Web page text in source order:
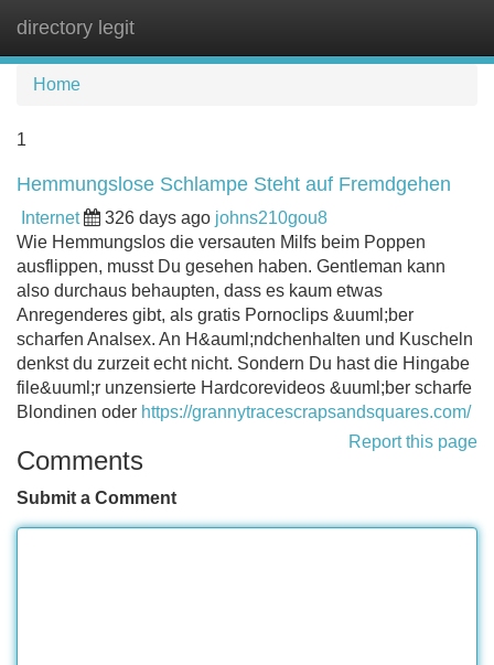
directory legit
Home
1
Hemmungslose Schlampe Steht auf Fremdgehen
Internet 326 days ago johns210gou8
Wie Hemmungslos die versauten Milfs beim Poppen
ausflippen, musst Du gesehen haben. Gentleman kann
also durchaus behaupten, dass es kaum etwas
Anregenderes gibt, als gratis Pornoclips &uuml;ber
scharfen Analsex. An H&auml;ndchenhalten und Kuscheln
denkst du zurzeit echt nicht. Sondern Du hast die Hingabe
file&uuml;r unzensierte Hardcorevideos &uuml;ber scharfe
Blondinen oder https://grannytracescrapsandsquares.com/
Report this page
Comments
Submit a Comment